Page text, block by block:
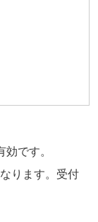
です。
ります。受付